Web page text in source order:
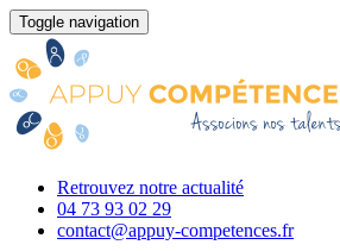
Toggle navigation
Retrouvez notre actualité
04 73 93 02 29
contact@appuy-competences.fr